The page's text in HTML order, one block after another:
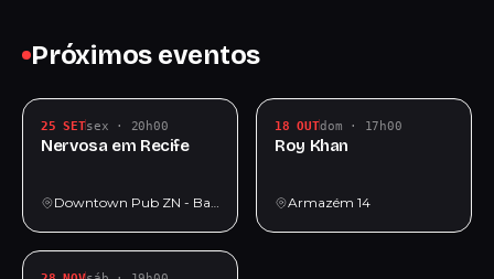
Próximos eventos
25 SETsex · 20h00
Nervosa em Recife
Downtown Pub ZN - Bar de Metal 🤘
18 OUTdom · 17h00
Roy Khan
Armazém 14